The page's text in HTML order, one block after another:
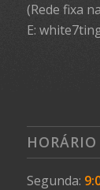
(Rede fixa
E:
HORÁRIO
Segunda: